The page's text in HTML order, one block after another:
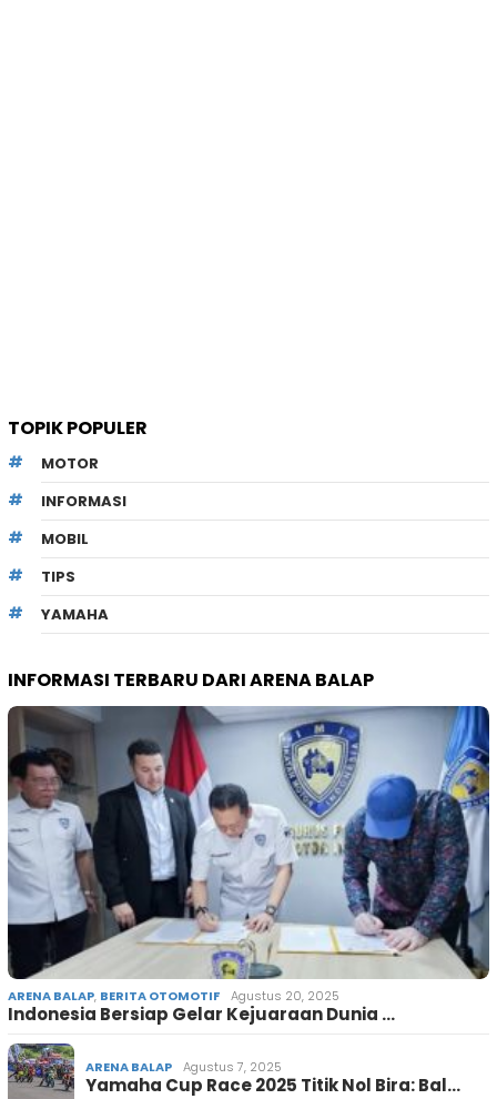
TOPIK POPULER
MOTOR
INFORMASI
MOBIL
TIPS
YAMAHA
INFORMASI TERBARU DARI ARENA BALAP
ARENA BALAP, BERITA OTOMOTIF Agustus 20, 2025
Indonesia Bersiap Gelar Kejuaraan Dunia …
ARENA BALAP Agustus 7, 2025
Yamaha Cup Race 2025 Titik Nol Bira: Bal…